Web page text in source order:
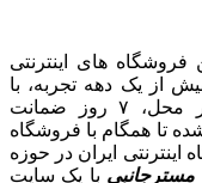
فروشگاه های اینترنتی
از یک دهه تجربه، با
پایبندی به سه اصل کلیدی، پرداخت در محل، ۷ روز ضمانت
تا همگام با فروشگاه‌
اینترنتی ایران در حوزه
مسترجانبی با یک سایت